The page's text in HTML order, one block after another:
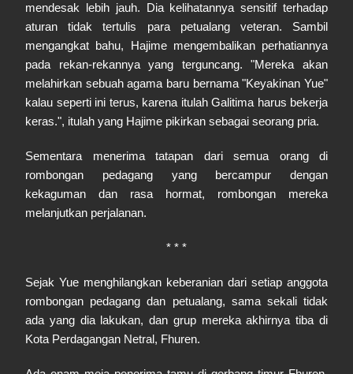
mendesak lebih jauh. Dia kelihatannya sensitif terhadap
aturan tidak tertulis para petualang veteran. Sambil
mengangkat bahu, Hajime mengembalikan perhatiannya
pada rekan-rekannya yang terguncang. "Mereka akan
melahirkan sebuah agama baru bernama "Keyakinan Yue"
kalau seperti ini terus, karena itulah Galitima harus bekerja
keras.", itulah yang Hajime pikirkan sebagai seorang pria.
Sementara menerima tatapan dari semua orang di
rombongan pedagang yang bercampur dengan
kekaguman dan rasa hormat, rombongan mereka
melanjutkan perjalanan.
* * *
Sejak Yue menghilangkan keberanian dari setiap anggota
rombongan pedagang dan petualang, sama sekali tidak
ada yang dia lakukan, dan grup mereka akhirnya tiba di
Kota Perdagangan Netral, Fhuren.